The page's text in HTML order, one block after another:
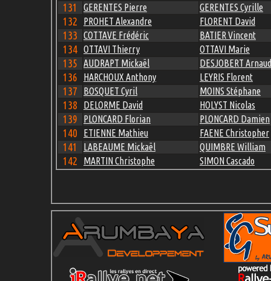
131 GERENTES Pierre GERENTES Cyrille
132 PROHET Alexandre FLORENT David
133 COTTAVE Frédéric BATIER Vincent
134 OTTAVI Thierry OTTAVI Marie
135 AUDRAPT Mickaël DESJOBERT Arnaud
136 HARCHOUX Anthony LEYRIS Florent
137 BOSQUET Cyril MOINS Stéphane
138 DELORME David HOLYST Nicolas
139 PLONCARD Florian PLONCARD Damien
140 ETIENNE Mathieu FAENE Christopher
141 LABEAUME Mickaël QUIMBRE William
142 MARTIN Christophe SIMON Cascado